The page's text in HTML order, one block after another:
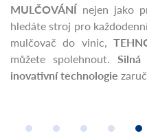
MULČOVÁNÍ nejen jako
hledáte stroj pro
mulčovač do vinic,
můžete spolehnout.
inovativní technologie